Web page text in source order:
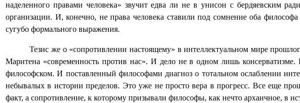
наделенного правами человека» звучит едва ли не в унисон с бердяевским
организации. И, конечно, не права человека ставили под сомнение оба
сугубо формального выражения.
Тезис же о «сопротивлении настоящему» в интеллектуальном мире
Маритена «современность против нас». И дело не в одном лишь
философском. И поставленный философами диагноз о тотальном ослаблении
небывалых в истории пределов. Это уже не просто вера в прогресс. Все еще
факт, а сопротивление, к которому призывали философы, как нечто архаичное, в